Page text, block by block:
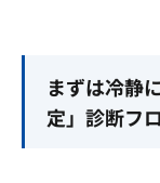
まずは冷静
定」診断フ